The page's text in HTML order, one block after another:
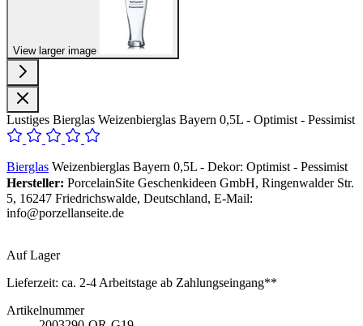
View larger image
Lustiges Bierglas Weizenbierglas Bayern 0,5L - Optimist - Pessimist
Bierglas Weizenbierglas Bayern 0,5L - Dekor: Optimist - Pessimist
Hersteller: PorcelainSite Geschenkideen GmbH, Ringenwalder Str.
5, 16247 Friedrichswalde, Deutschland, E-Mail:
info@porzellanseite.de
Auf Lager
Lieferzeit: ca. 2-4 Arbeitstage ab Zahlungseingang**
Artikelnummer